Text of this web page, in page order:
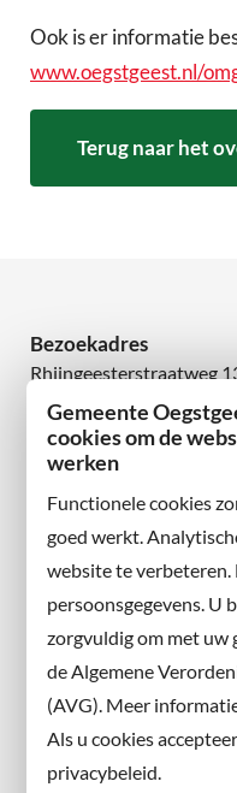
Gemeente
cookies om de
werken
Functionele cookies
goed werkt.
website te verbeteren.
persoonsgegevens. U
zorgvuldig om met uw
de Algemene
(AVG). Meer
Als u cookies
privacybeleid.
Ook is er informatie
www.oegstgeest.nl/
Terug naar het
Bezoekadres
Rhijngeesterstraatweg
2342 AN Oegstgeest
Wilt u niets missen?
en volg ons ook op
Facebook
X
Instagram
Contact